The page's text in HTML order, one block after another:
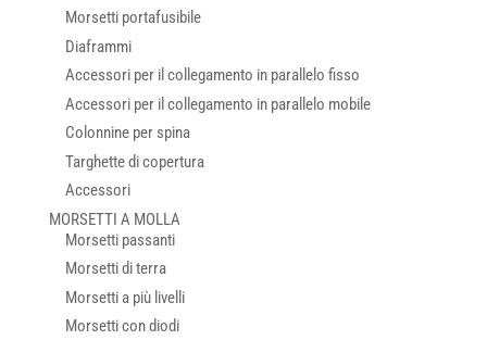
Morsetti portafusibile
Diaframmi
Accessori per il collegamento in parallelo fisso
Accessori per il collegamento in parallelo mobile
Colonnine per spina
Targhette di copertura
Accessori
MORSETTI A MOLLA
Morsetti passanti
Morsetti di terra
Morsetti a più livelli
Morsetti con diodi